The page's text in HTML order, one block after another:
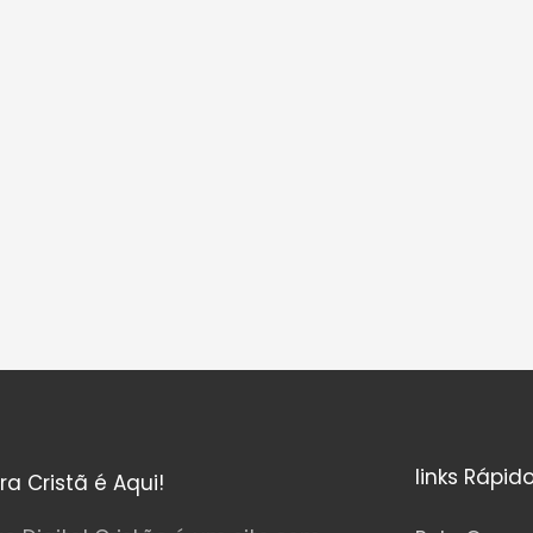
Cristã é Aqui!
links